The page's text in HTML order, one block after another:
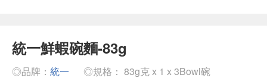
統一鮮蝦碗麵-83g
◎品牌： 統一
◎規格： 83g克 x 1 x 3Bowl碗